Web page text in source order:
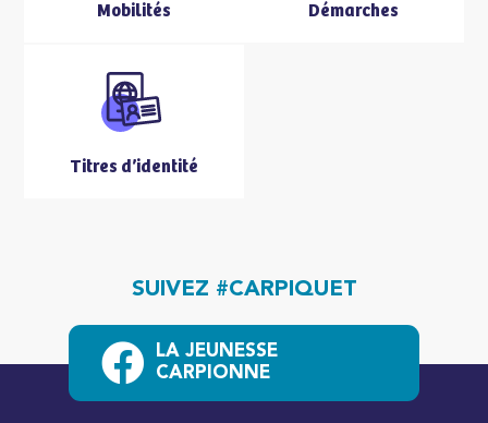
Mobilités Démarches
Titres d’identité
SUIVEZ #CARPIQUET
LA JEUNESSE
CARPIONNE